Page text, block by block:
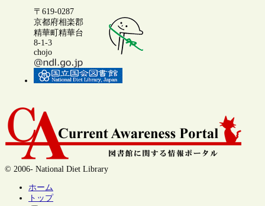
〒619-0287
京都府相楽郡
精華町精華台
8-1-3
chojo
© 2006- National Diet Library
ホーム
トップ